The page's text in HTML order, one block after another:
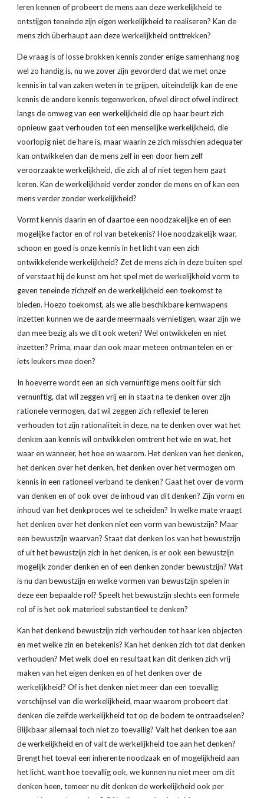
leren kennen of probeert de mens aan deze werkelijkheid te
ontstijgen teneinde zijn eigen werkelijkheid te realiseren? Kan de
mens zich überhaupt aan deze werkelijkheid onttrekken?
De vraag is of losse brokken kennis zonder enige samenhang nog
wel zo handig is, nu we zover zijn gevorderd dat we met onze
kennis in tal van zaken weten in te grijpen, uiteindelijk kan de ene
kennis de andere kennis tegenwerken, ofwel direct ofwel indirect
langs de omweg van een werkelijkheid die op haar beurt zich
opnieuw gaat verhouden tot een menselijke werkelijkheid, die
voorlopig niet de hare is, maar waarin ze zich misschien adequater
kan ontwikkelen dan de mens zelf in een door hem zelf
veroorzaakte werkelijkheid, die zich al of niet tegen hem gaat
keren. Kan de werkelijkheid verder zonder de mens en of kan een
mens verder zonder werkelijkheid?
Vormt kennis daarin en of daartoe een noodzakelijke en of een
mogelijke factor en of rol van betekenis? Hoe noodzakelijk waar,
schoon en goed is onze kennis in het licht van een zich
ontwikkelende werkelijkheid? Zet de mens zich in deze buiten spel
of verstaat hij de kunst om het spel met de werkelijkheid vorm te
geven teneinde zichzelf en de werkelijkheid een toekomst te
bieden. Hoezo toekomst, als we alle beschikbare kernwapens
inzetten kunnen we de aarde meermaals vernietigen, waar zijn we
dan mee bezig als we dit ook weten? Wel ontwikkelen en niet
inzetten? Prima, maar dan ook maar meteen ontmantelen en er
iets leukers mee doen?
In hoeverre wordt een an sich vernünftige mens ooit für sich
vernünftig, dat wil zeggen vrij en in staat na te denken over zijn
rationele vermogen, dat wil zeggen zich reflexief te leren
verhouden tot zijn rationaliteit in deze, na te denken over wat het
denken aan kennis wil ontwikkelen omtrent het wie en wat, het
waar en wanneer, het hoe en waarom. Het denken van het denken,
het denken over het denken, het denken over het vermogen om
kennis in een rationeel verband te denken? Gaat het over de vorm
van denken en of ook over de inhoud van dit denken? Zijn vorm en
inhoud van het denkproces wel te scheiden? In welke mate vraagt
het denken over het denken niet een vorm van bewustzijn? Maar
een bewustzijn waarvan? Staat dat denken los van het bewustzijn
of uit het bewustzijn zich in het denken, is er ook een bewustzijn
mogelijk zonder denken en of een denken zonder bewustzijn? Wat
is nu dan bewustzijn en welke vormen van bewustzijn spelen in
deze een bepaalde rol? Speelt het bewustzijn slechts een formele
rol of is het ook materieel substantieel te denken?
Kan het denkend bewustzijn zich verhouden tot haar ken objecten
en met welke zin en betekenis? Kan het denken zich tot dat denken
verhouden? Met welk doel en resultaat kan dit denken zich vrij
maken van het eigen denken en of het denken over de
werkelijkheid? Of is het denken niet meer dan een toevallig
verschijnsel van die werkelijkheid, maar waarom probeert dat
denken die zelfde werkelijkheid tot op de bodem te ontraadselen?
Blijkbaar allemaal toch niet zo toevallig? Valt het denken toe aan
de werkelijkheid en of valt de werkelijkheid toe aan het denken?
Brengt het toeval een inherente noodzaak en of mogelijkheid aan
het licht, want hoe toevallig ook, we kunnen nu niet meer om dit
denken heen, temeer nu dit denken de werkelijkheid ook per